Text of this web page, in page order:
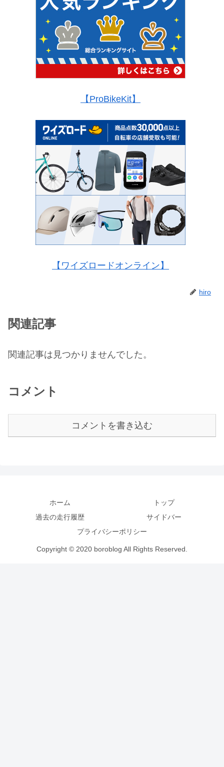
【ProBikeKit】
【ワイズロードオンライン】
hiro
関連記事
関連記事は見つかりませんでした。
コメント
コメントを書き込む
ホーム
トップ
過去の走行履歴
サイドバー
プライバシーポリシー
Copyright © 2020 boroblog All Rights Reserved.